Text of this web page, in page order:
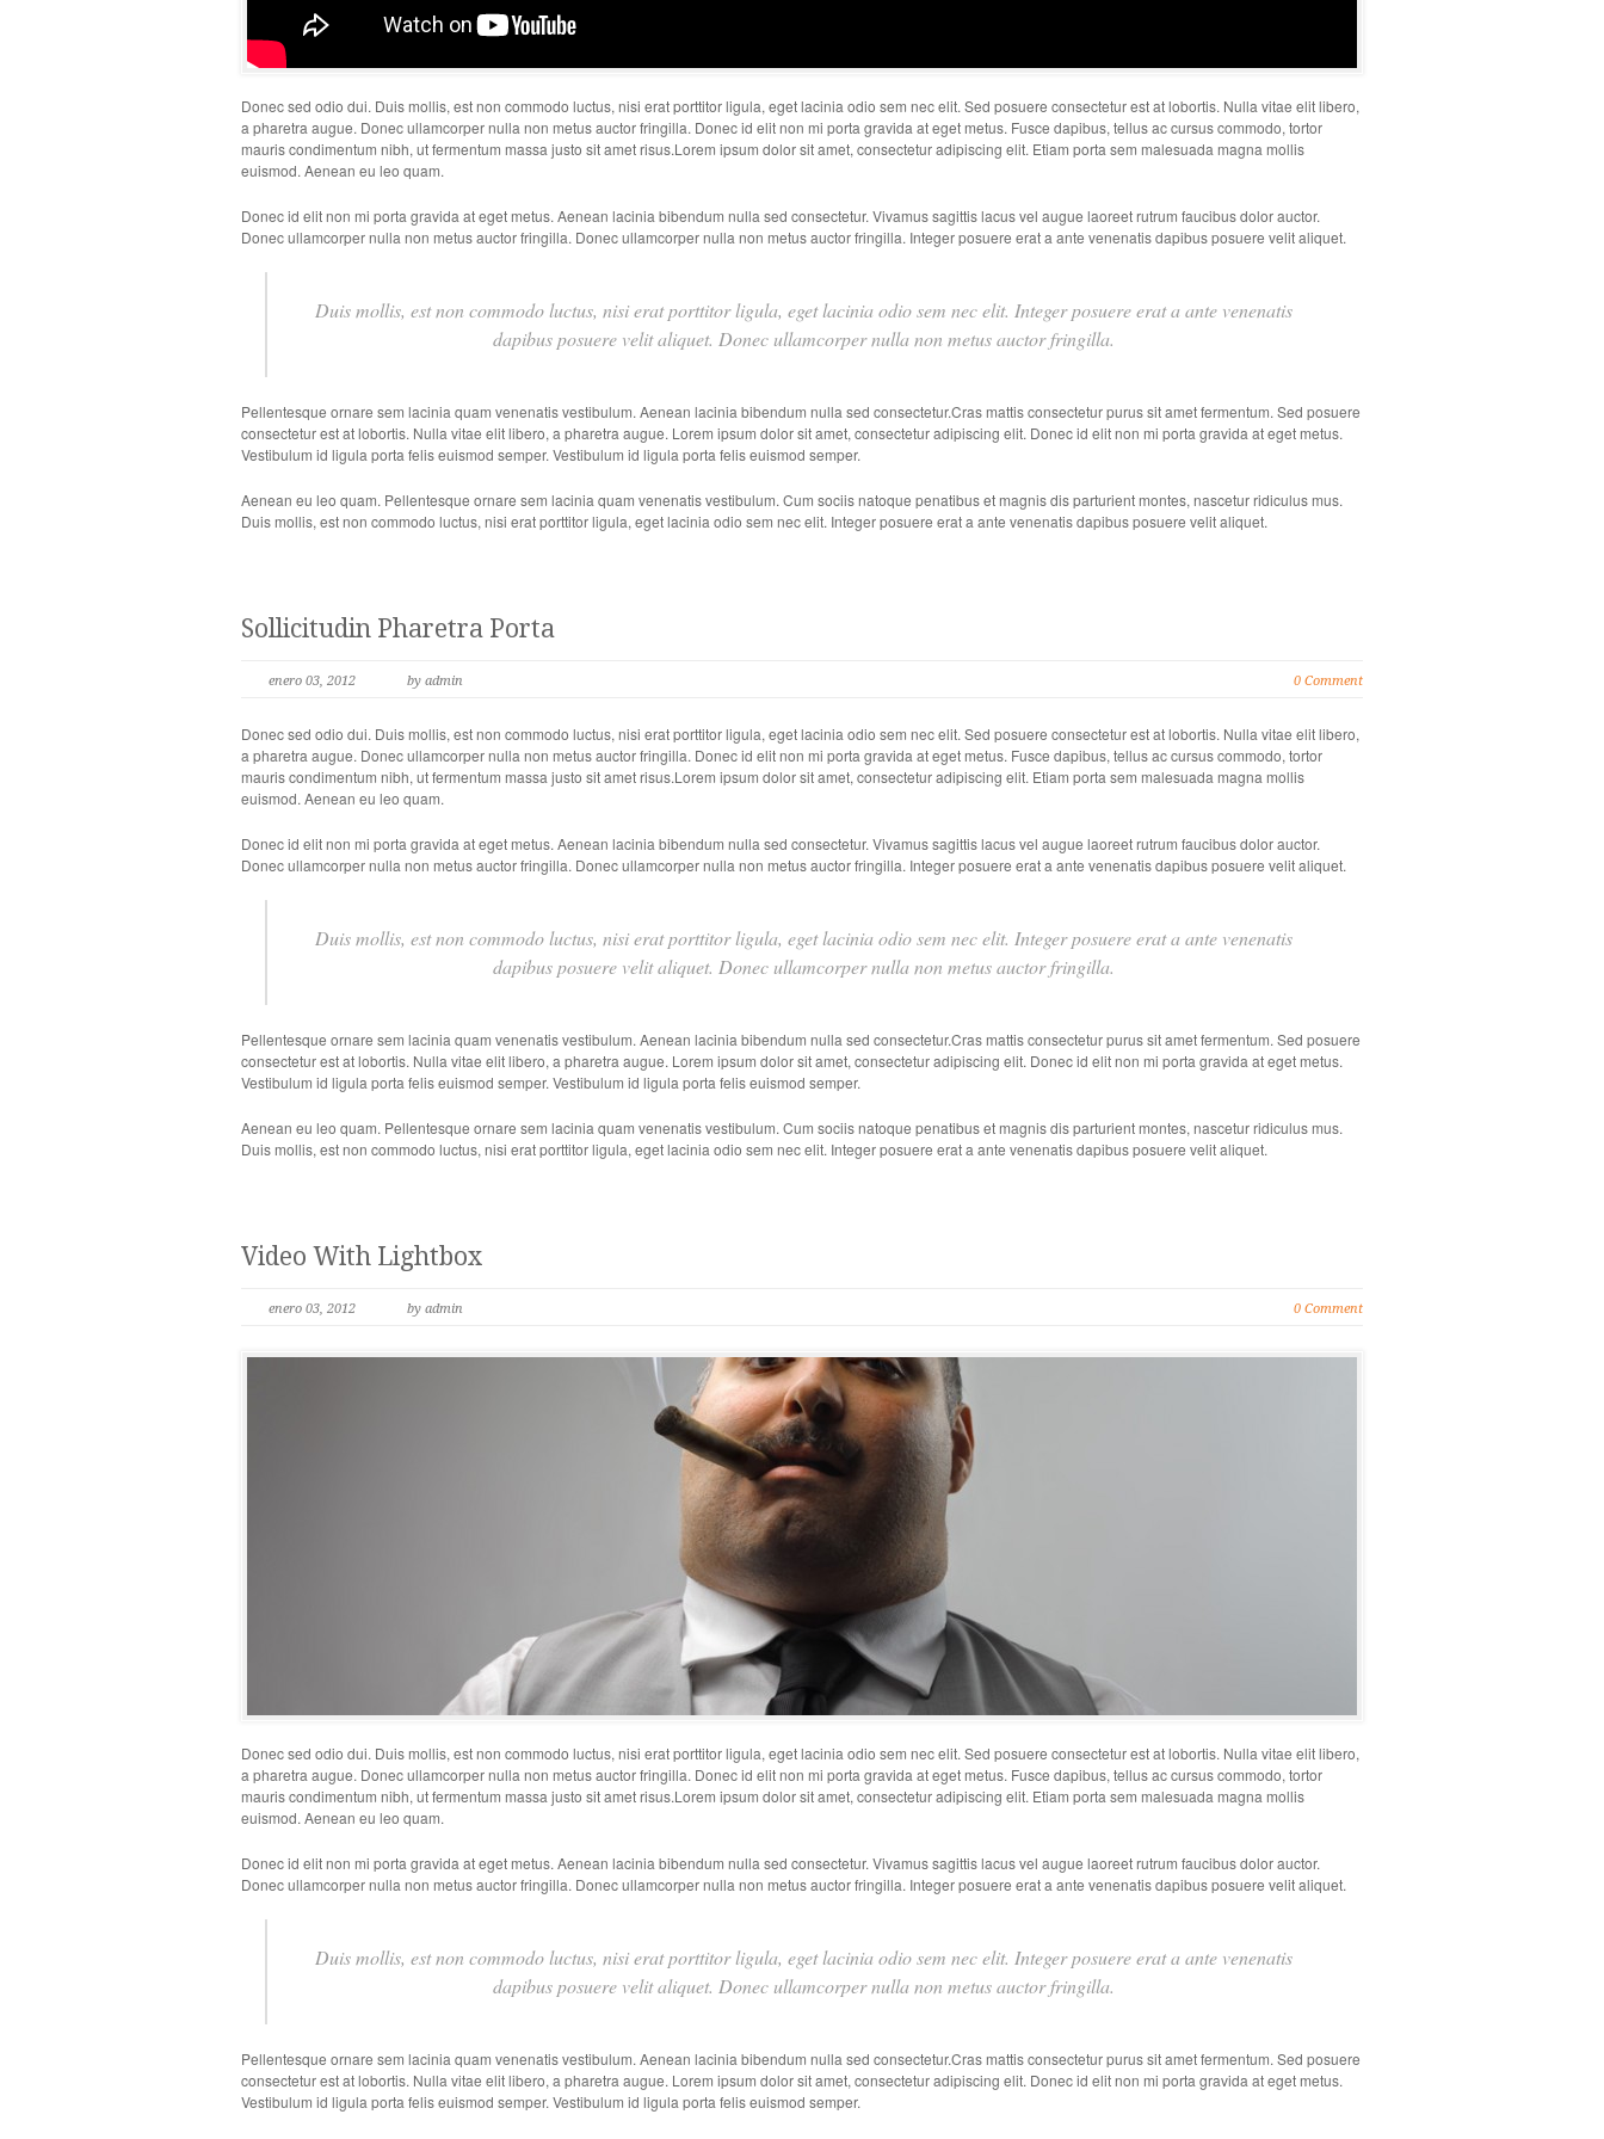
Donec sed odio dui. Duis mollis, est non commodo luctus, nisi erat porttitor ligula, eget lacinia odio sem nec elit. Sed posuere consectetur est at lobortis. Nulla vitae elit libero,
a pharetra augue. Donec ullamcorper nulla non metus auctor fringilla. Donec id elit non mi porta gravida at eget metus. Fusce dapibus, tellus ac cursus commodo, tortor
mauris condimentum nibh, ut fermentum massa justo sit amet risus.Lorem ipsum dolor sit amet, consectetur adipiscing elit. Etiam porta sem malesuada magna mollis
euismod. Aenean eu leo quam.
Donec id elit non mi porta gravida at eget metus. Aenean lacinia bibendum nulla sed consectetur. Vivamus sagittis lacus vel augue laoreet rutrum faucibus dolor auctor.
Donec ullamcorper nulla non metus auctor fringilla. Donec ullamcorper nulla non metus auctor fringilla. Integer posuere erat a ante venenatis dapibus posuere velit aliquet.
Duis mollis, est non commodo luctus, nisi erat porttitor ligula, eget lacinia odio sem nec elit. Integer posuere erat a ante venenatis
dapibus posuere velit aliquet. Donec ullamcorper nulla non metus auctor fringilla.
Pellentesque ornare sem lacinia quam venenatis vestibulum. Aenean lacinia bibendum nulla sed consectetur.Cras mattis consectetur purus sit amet fermentum. Sed posuere
consectetur est at lobortis. Nulla vitae elit libero, a pharetra augue. Lorem ipsum dolor sit amet, consectetur adipiscing elit. Donec id elit non mi porta gravida at eget metus.
Vestibulum id ligula porta felis euismod semper. Vestibulum id ligula porta felis euismod semper.
Aenean eu leo quam. Pellentesque ornare sem lacinia quam venenatis vestibulum. Cum sociis natoque penatibus et magnis dis parturient montes, nascetur ridiculus mus.
Duis mollis, est non commodo luctus, nisi erat porttitor ligula, eget lacinia odio sem nec elit. Integer posuere erat a ante venenatis dapibus posuere velit aliquet.
Sollicitudin Pharetra Porta
enero 03, 2012 by admin 0 Comment
Donec sed odio dui. Duis mollis, est non commodo luctus, nisi erat porttitor ligula, eget lacinia odio sem nec elit. Sed posuere consectetur est at lobortis. Nulla vitae elit libero,
a pharetra augue. Donec ullamcorper nulla non metus auctor fringilla. Donec id elit non mi porta gravida at eget metus. Fusce dapibus, tellus ac cursus commodo, tortor
mauris condimentum nibh, ut fermentum massa justo sit amet risus.Lorem ipsum dolor sit amet, consectetur adipiscing elit. Etiam porta sem malesuada magna mollis
euismod. Aenean eu leo quam.
Donec id elit non mi porta gravida at eget metus. Aenean lacinia bibendum nulla sed consectetur. Vivamus sagittis lacus vel augue laoreet rutrum faucibus dolor auctor.
Donec ullamcorper nulla non metus auctor fringilla. Donec ullamcorper nulla non metus auctor fringilla. Integer posuere erat a ante venenatis dapibus posuere velit aliquet.
Duis mollis, est non commodo luctus, nisi erat porttitor ligula, eget lacinia odio sem nec elit. Integer posuere erat a ante venenatis
dapibus posuere velit aliquet. Donec ullamcorper nulla non metus auctor fringilla.
Pellentesque ornare sem lacinia quam venenatis vestibulum. Aenean lacinia bibendum nulla sed consectetur.Cras mattis consectetur purus sit amet fermentum. Sed posuere
consectetur est at lobortis. Nulla vitae elit libero, a pharetra augue. Lorem ipsum dolor sit amet, consectetur adipiscing elit. Donec id elit non mi porta gravida at eget metus.
Vestibulum id ligula porta felis euismod semper. Vestibulum id ligula porta felis euismod semper.
Aenean eu leo quam. Pellentesque ornare sem lacinia quam venenatis vestibulum. Cum sociis natoque penatibus et magnis dis parturient montes, nascetur ridiculus mus.
Duis mollis, est non commodo luctus, nisi erat porttitor ligula, eget lacinia odio sem nec elit. Integer posuere erat a ante venenatis dapibus posuere velit aliquet.
Video With Lightbox
enero 03, 2012 by admin 0 Comment
Donec sed odio dui. Duis mollis, est non commodo luctus, nisi erat porttitor ligula, eget lacinia odio sem nec elit. Sed posuere consectetur est at lobortis. Nulla vitae elit libero,
a pharetra augue. Donec ullamcorper nulla non metus auctor fringilla. Donec id elit non mi porta gravida at eget metus. Fusce dapibus, tellus ac cursus commodo, tortor
mauris condimentum nibh, ut fermentum massa justo sit amet risus.Lorem ipsum dolor sit amet, consectetur adipiscing elit. Etiam porta sem malesuada magna mollis
euismod. Aenean eu leo quam.
Donec id elit non mi porta gravida at eget metus. Aenean lacinia bibendum nulla sed consectetur. Vivamus sagittis lacus vel augue laoreet rutrum faucibus dolor auctor.
Donec ullamcorper nulla non metus auctor fringilla. Donec ullamcorper nulla non metus auctor fringilla. Integer posuere erat a ante venenatis dapibus posuere velit aliquet.
Duis mollis, est non commodo luctus, nisi erat porttitor ligula, eget lacinia odio sem nec elit. Integer posuere erat a ante venenatis
dapibus posuere velit aliquet. Donec ullamcorper nulla non metus auctor fringilla.
Pellentesque ornare sem lacinia quam venenatis vestibulum. Aenean lacinia bibendum nulla sed consectetur.Cras mattis consectetur purus sit amet fermentum. Sed posuere
consectetur est at lobortis. Nulla vitae elit libero, a pharetra augue. Lorem ipsum dolor sit amet, consectetur adipiscing elit. Donec id elit non mi porta gravida at eget metus.
Vestibulum id ligula porta felis euismod semper. Vestibulum id ligula porta felis euismod semper.